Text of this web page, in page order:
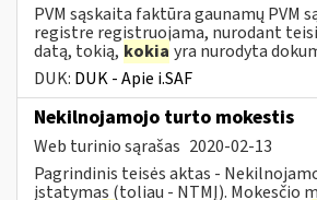
PVM sąskaita faktūra gaunamų PVM
registre registruojama, nurodant
datą, tokią, kokia yra nurodyta
DUK: DUK - Apie i.SAF
Nekilnojamojo turto mokestis
Web turinio sąrašas 2020-02-13
Pagrindinis teisės aktas -
įstatymas (toliau - NTMĮ). Mokesčio